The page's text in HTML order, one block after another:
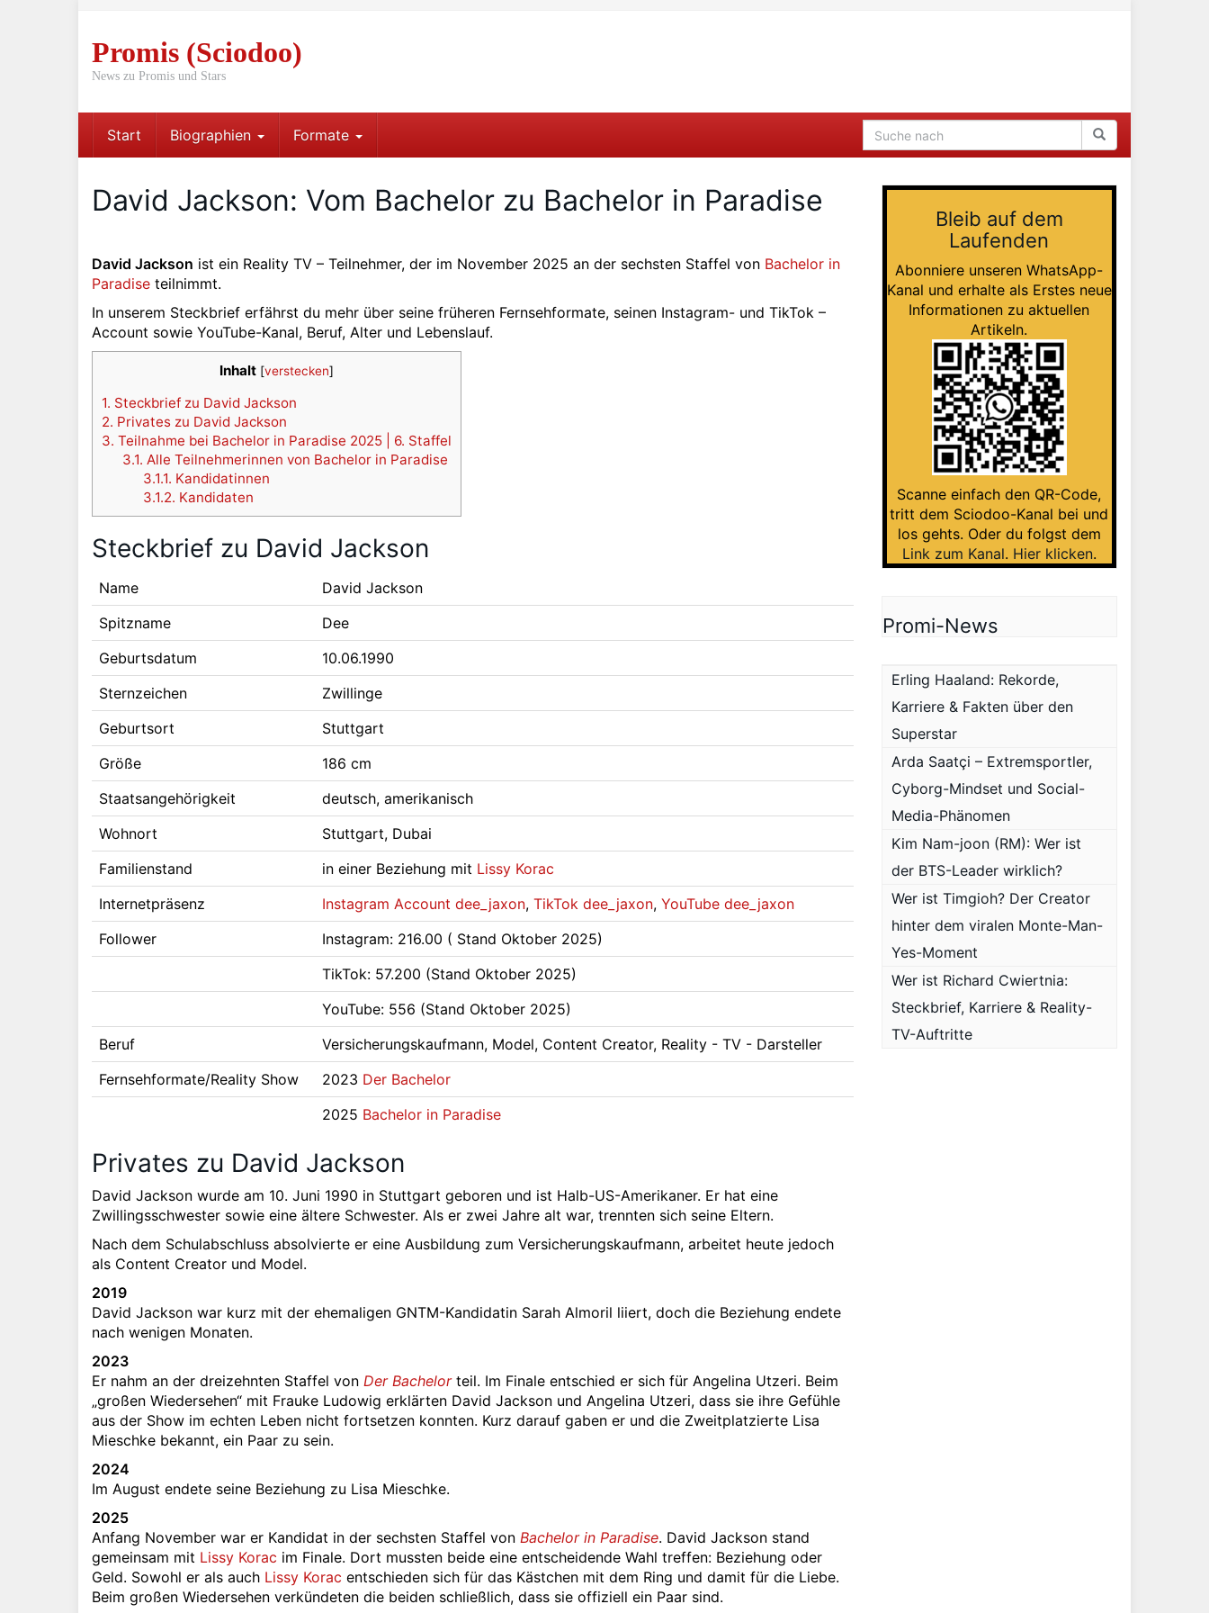
Promis (Sciodoo)
News zu Promis und Stars
Start Biographien Formate
David Jackson: Vom Bachelor zu Bachelor in Paradise
David Jackson ist ein Reality TV – Teilnehmer, der im November 2025 an der sechsten Staffel von Bachelor in
Paradise teilnimmt.
In unserem Steckbrief erfährst du mehr über seine früheren Fernsehformate, seinen Instagram- und TikTok –
Account sowie YouTube-Kanal, Beruf, Alter und Lebenslauf.
Inhalt [verstecken]
1. Steckbrief zu David Jackson
2. Privates zu David Jackson
3. Teilnahme bei Bachelor in Paradise 2025 | 6. Staffel
3.1. Alle Teilnehmerinnen von Bachelor in Paradise
3.1.1. Kandidatinnen
3.1.2. Kandidaten
Steckbrief zu David Jackson
Name
David Jackson
Spitzname
Dee
Geburtsdatum
10.06.1990
Sternzeichen
Zwillinge
Geburtsort
Stuttgart
Größe
186 cm
Staatsangehörigkeit
deutsch, amerikanisch
Wohnort
Stuttgart, Dubai
Familienstand
in einer Beziehung mit Lissy Korac
Internetpräsenz
Instagram Account dee_jaxon,TikTok dee_jaxon,YouTube dee_jaxon
Follower
Instagram: 216.00 ( Stand Oktober 2025)
TikTok: 57.200 (Stand Oktober 2025)
YouTube: 556 (Stand Oktober 2025)
Beruf
Versicherungskaufmann, Model, Content Creator, Reality - TV - Darsteller
Fernsehformate/Reality Show
2023 Der Bachelor
2025 Bachelor in Paradise
Privates zu David Jackson
David Jackson wurde am 10. Juni 1990 in Stuttgart geboren und ist Halb-US-Amerikaner. Er hat eine
Zwillingsschwester sowie eine ältere Schwester. Als er zwei Jahre alt war, trennten sich seine Eltern.
Nach dem Schulabschluss absolvierte er eine Ausbildung zum Versicherungskaufmann, arbeitet heute jedoch
als Content Creator und Model.
2019
David Jackson war kurz mit der ehemaligen GNTM-Kandidatin Sarah Almoril liiert, doch die Beziehung endete
nach wenigen Monaten.
2023
Er nahm an der dreizehnten Staffel von Der Bachelorteil. Im Finale entschied er sich für Angelina Utzeri. Beim
„großen Wiedersehen“ mit Frauke Ludowig erklärten David Jackson und Angelina Utzeri, dass sie ihre Gefühle
aus der Show im echten Leben nicht fortsetzen konnten. Kurz darauf gaben er und die Zweitplatzierte Lisa
Mieschke bekannt, ein Paar zu sein.
2024
Im August endete seine Beziehung zu Lisa Mieschke.
2025
Anfang November war er Kandidat in der sechsten Staffel von Bachelor in Paradise. David Jackson stand
gemeinsam mit Lissy Korac im Finale. Dort mussten beide eine entscheidende Wahl treffen: Beziehung oder
Geld. Sowohl er als auch Lissy Korac entschieden sich für das Kästchen mit dem Ring und damit für die Liebe.
Beim großen Wiedersehen verkündeten die beiden schließlich, dass sie offiziell ein Paar sind.
Bleib auf dem
Laufenden
Abonniere unseren WhatsApp-
Kanal und erhalte als Erstes neue
Informationen zu aktuellen
Artikeln.
Scanne einfach den QR-Code,
tritt dem Sciodoo-Kanal bei und
los gehts. Oder du folgst dem
Link zum Kanal. Hier klicken.
Promi-News
Erling Haaland: Rekorde,
Karriere & Fakten über den
Superstar
Arda Saatçi – Extremsportler,
Cyborg-Mindset und Social-
Media-Phänomen
Kim Nam-joon (RM): Wer ist
der BTS-Leader wirklich?
Wer ist Timgioh? Der Creator
hinter dem viralen Monte-Man-
Yes-Moment
Wer ist Richard Cwiertnia:
Steckbrief, Karriere & Reality-
TV-Auftritte